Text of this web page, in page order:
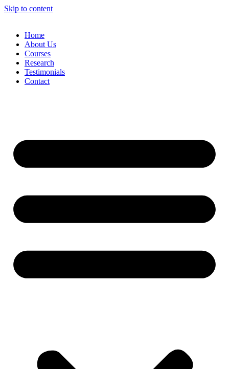
Skip to content
Home
About Us
Courses
Research
Testimonials
Contact